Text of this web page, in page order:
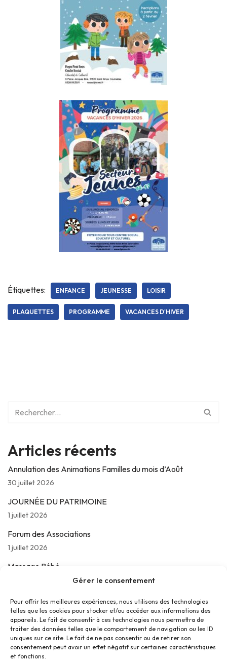
Gérer le consentement
Pour offrir les meilleures expériences, nous utilisons des technologies
telles que les cookies pour stocker et/ou accéder aux informations des
appareils. Le fait de consentir à ces technologies nous permettra de
traiter des données telles que le comportement de navigation ou les ID
uniques sur ce site. Le fait de ne pas consentir ou de retirer son
consentement peut avoir un effet négatif sur certaines caractéristiques
et fonctions.
Étiquettes: ENFANCE JEUNESSE LOISIR
PLAQUETTES PROGRAMME VACANCES D'HIVER
Articles récents
Annulation des Animations Familles du mois d’Août
30 juillet 2026
JOURNÉE DU PATRIMOINE
1 juillet 2026
Forum des Associations
1 juillet 2026
Massage Bébé
Les jeudis de La Parolière
16 juin 2026